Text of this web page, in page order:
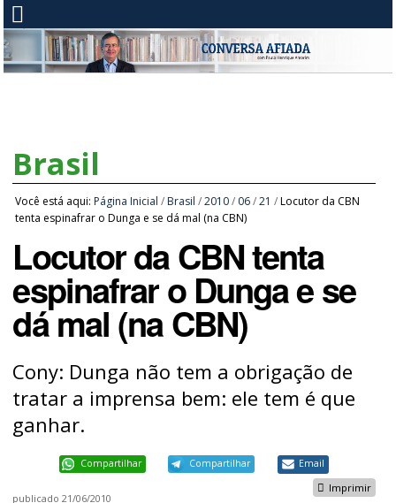
Brasil
Você está aqui: Página Inicial / Brasil /2010 / 06 /21 /Locutor da CBN
tenta espinafrar o Dunga e se dá mal (na CBN)
Locutor da CBN tenta
espinafrar o Dunga e se
dá mal (na CBN)
Cony: Dunga não tem a obrigação de
tratar a imprensa bem: ele tem é que
ganhar.
Compartilhar Compartilhar Email
Imprimir
publicado 21/06/2010